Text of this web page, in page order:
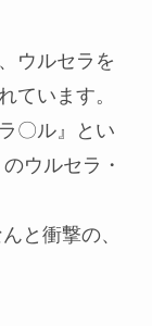
ウルセラを
ています。
〇ル』とい
ウルセラ・
と衝撃の、